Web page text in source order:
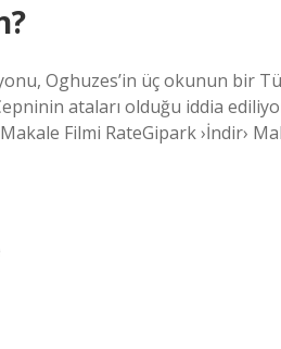
Oghuzes’in üç okunun bir
ataları olduğu iddia
Filmi RateGipark ›İndir›